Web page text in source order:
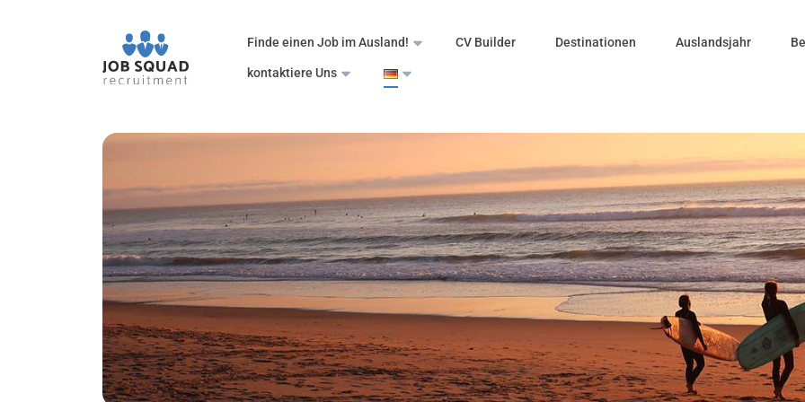
Finde einen Job im Ausland! CV Builder Destinationen Auslandsjahr
kontaktiere Uns